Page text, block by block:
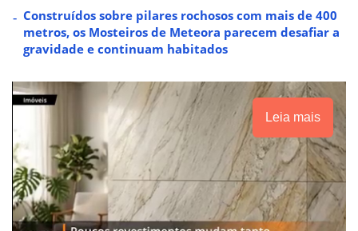
Construídos sobre pilares rochosos com mais de 400
metros, os Mosteiros de Meteora parecem desafiar a
gravidade e continuam habitados
Leia mais